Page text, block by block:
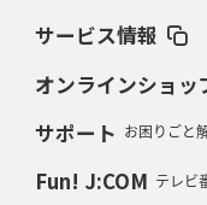
2026年2月19日(木)更新
37年女子W杯招致への課題
2026年2月12日(木)更新
サービス情報
オンラインショッ
サポート お困りごと
Fun! J:COM テレビ